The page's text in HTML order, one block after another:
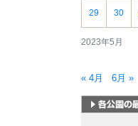
2023年5月
29 30
« 4月 6月 »